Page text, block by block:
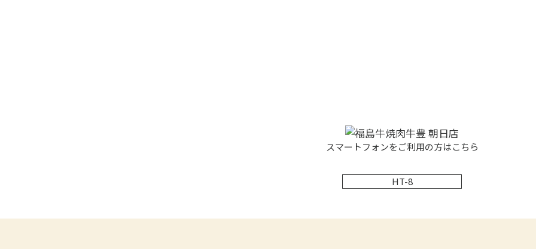
スマートフォンをご利用の方はこちら
HT-8